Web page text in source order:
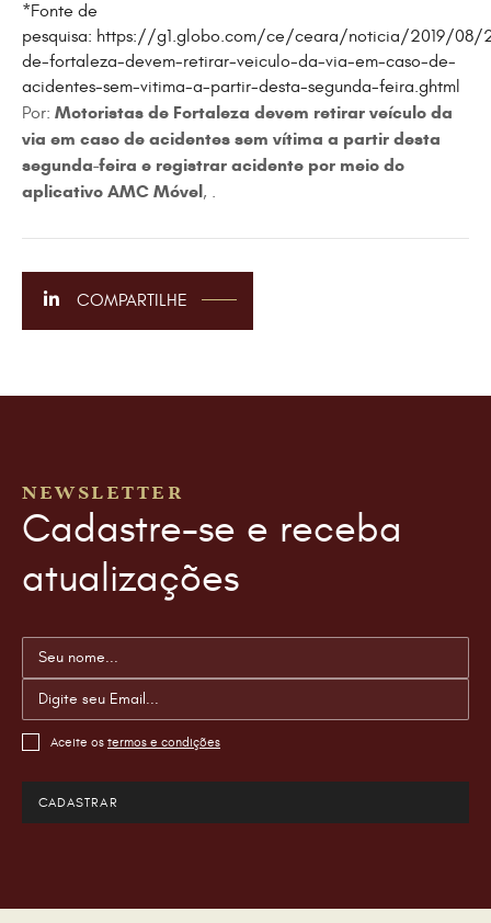
*Fonte de
pesquisa: https://g1.globo.com/ce/ceara/noticia/2019/08/
de-fortaleza-devem-retirar-veiculo-da-via-em-caso-de-
acidentes-sem-vitima-a-partir-desta-segunda-feira.ghtml
Por: Motoristas de Fortaleza devem retirar veículo da
via em caso de acidentes sem vítima a partir desta
segunda-feira e registrar acidente por meio do
aplicativo AMC Móvel, .
COMPARTILHE
NEWSLETTER
Cadastre-se e receba
atualizações
Aceite os termos e condições